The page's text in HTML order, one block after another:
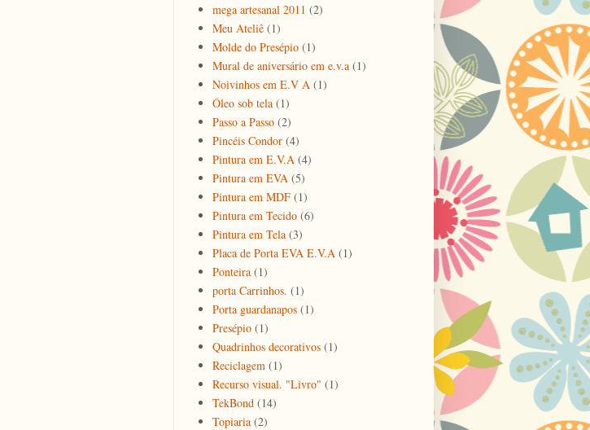
mega artesanal 2011 (2)
Meu Ateliê (1)
Molde do Presépio (1)
Mural de aniversário em e.v.a (1)
Noivinhos em E.V A (1)
Óleo sob tela (1)
Passo a Passo (2)
Pincéis Condor (4)
Pintura em E.V.A (4)
Pintura em EVA (5)
Pintura em MDF (1)
Pintura em Tecido (6)
Pintura em Tela (3)
Placa de Porta EVA E.V.A (1)
Ponteira (1)
porta Carrinhos. (1)
Porta guardanapos (1)
Presépio (1)
Quadrinhos decorativos (1)
Reciclagem (1)
Recurso visual. "Livro" (1)
TekBond (14)
Topiaria (2)